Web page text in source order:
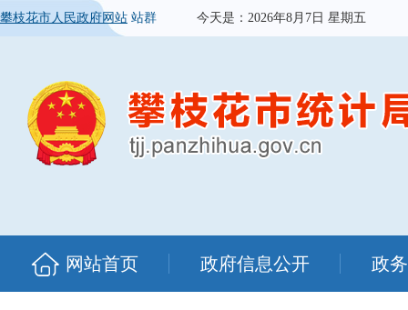
攀枝花市人民政府网站 站群 今天是： 2026年8月7日 星期五
网站首页 政府信息公开 政